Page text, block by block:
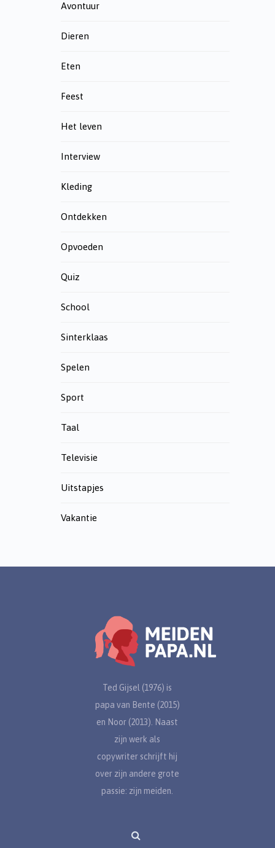
Avontuur
Dieren
Eten
Feest
Het leven
Interview
Kleding
Ontdekken
Opvoeden
Quiz
School
Sinterklaas
Spelen
Sport
Taal
Televisie
Uitstapjes
Vakantie
Ted Gijsel (1976) is
papa van Bente (2015)
en Noor (2013). Naast
zijn werk als
copywriter schrijft hij
over zijn andere grote
passie: zijn meiden.